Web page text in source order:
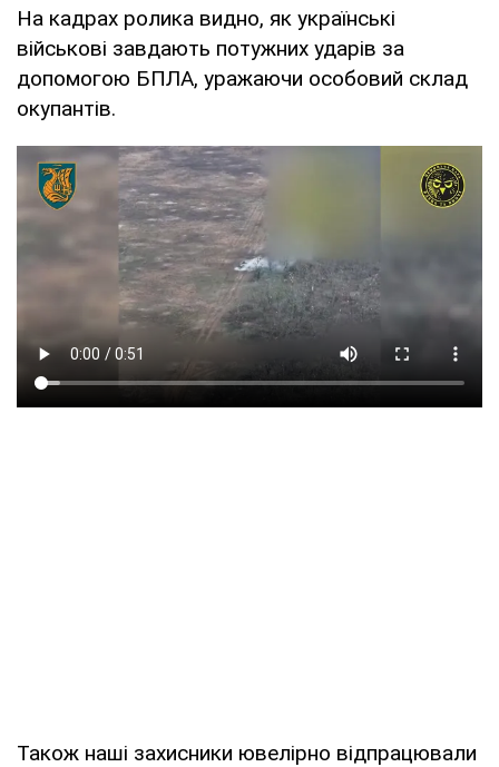
На кадрах ролика видно, як українські
військові завдають потужних ударів за
допомогою БПЛА, уражаючи особовий склад
окупантів.
Також наші захисники ювелірно відпрацювали